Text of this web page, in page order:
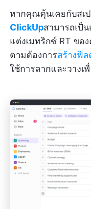
หากคุณคุ้นเคยกับสเ
ClickUpสามารถเป็
แต่งเมทริกซ์ RT ขอ
ตามต้องการสร้างฟิ
ใช้การลากและวาง